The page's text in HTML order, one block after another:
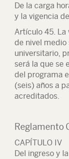
De la carga
y la vigencia
Artículo 45. La
de nivel
universitario,
será la que se
del programa
(seis) años a
acreditados.
Reglamento
CAPÍTULO IV
Del ingreso y